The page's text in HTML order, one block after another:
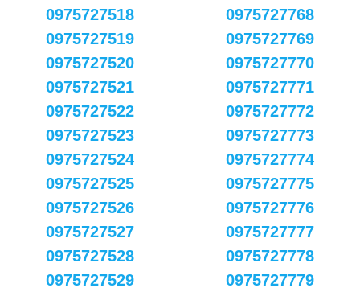
0975727518
0975727519
0975727520
0975727521
0975727522
0975727523
0975727524
0975727525
0975727526
0975727527
0975727528
0975727529
0975727768
0975727769
0975727770
0975727771
0975727772
0975727773
0975727774
0975727775
0975727776
0975727777
0975727778
0975727779